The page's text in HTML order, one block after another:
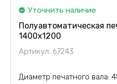
Уточнить наличие
Полуавтоматическая
1400x1200
Артикул: 67243
Диаметр печатного вала: